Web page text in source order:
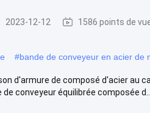
2023-12-12 1586 points de
#bande de conveyeur en acier de
d'armure de composé d'acier au
conveyeur équilibrée composée d.....